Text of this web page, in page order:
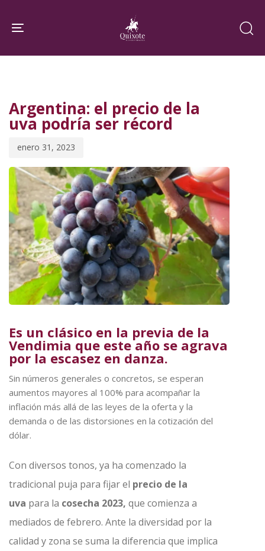
links
content
Toggle navigation
Argentina: el precio de la
uva podría ser récord
enero 31, 2023
Es un clásico en la previa de la
Vendimia que este año se agrava
por la escasez en danza.
Sin números generales o concretos, se esperan
aumentos mayores al 100% para acompañar la
inflación más allá de las leyes de la oferta y la
demanda o de las distorsiones en la cotización del
dólar.
Con diversos tonos, ya ha comenzado la
tradicional puja para fijar el precio de la
uva para la cosecha 2023, que comienza a
mediados de febrero. Ante la diversidad por la
calidad y zona se suma la diferencia que implica